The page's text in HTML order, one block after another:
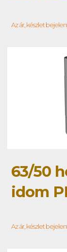
Az ár, készlet
63/50
idom
Az ár, készlet